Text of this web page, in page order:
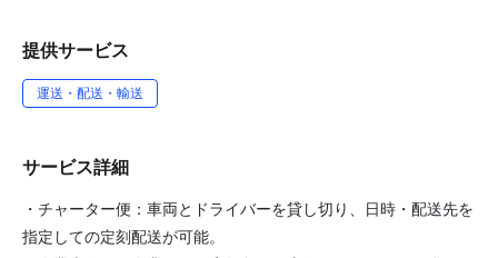
提供サービス
運送・配送・輸送
サービス詳細
・チャーター便：車両とドライバーを貸し切り、日時・配送先を
指定しての定刻配送が可能。